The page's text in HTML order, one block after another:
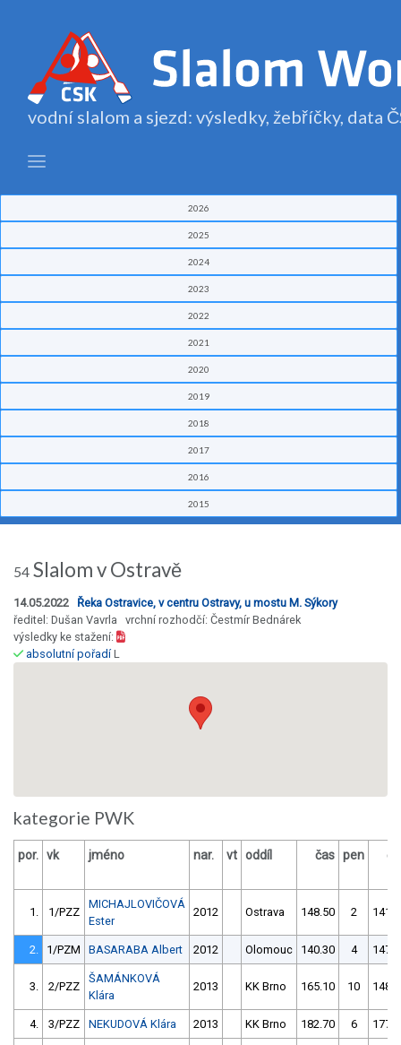
vodní slalom a sjezd: výsledky, žebříčky, data
2026
2025
2024
2023
2022
2021
2020
2019
2018
2017
2016
2015
54 Slalom v Ostravě
14.05.2022 Řeka Ostravice, v centru Ostravy, u mostu M. Sýkory
ředitel: Dušan Vavrla vrchní rozhodčí: Čestmír Bednárek
výsledky ke stažení:
absolutní pořadíL
kategorie PWK
por. vk jméno nar. vt oddíl čas pen
1. 1/PZZ
MICHAJLOVIČOVÁ
Ester
2012 Ostrava 148.50 2
2. 1/PZM BASARABA Albert 2012 Olomouc 140.30 4
3. 2/PZZ
ŠAMÁNKOVÁ
Klára
2013 KK Brno 165.10 10
4. 3/PZZ NEKUDOVÁ Klára 2013 KK Brno 182.70 6